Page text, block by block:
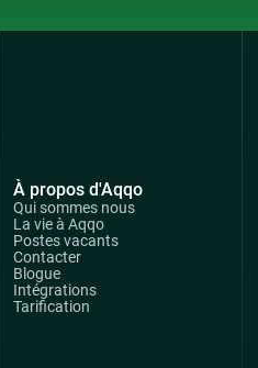
À propos d'Aqqo
Qui sommes nous
La vie à Aqqo
Postes vacants
Contacter
Blogue
Intégrations
Tarification